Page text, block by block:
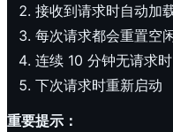
接收到请求时自动加
每次请求都会重置空
连续 10 分钟无请求
下次请求时重新启动
重要提示：